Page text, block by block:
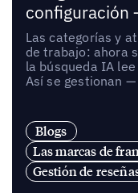
configuración
Las categorías y
de trabajo: ahora
la búsqueda IA
Así se gestionan
Blogs
Las marcas de
Gestión de